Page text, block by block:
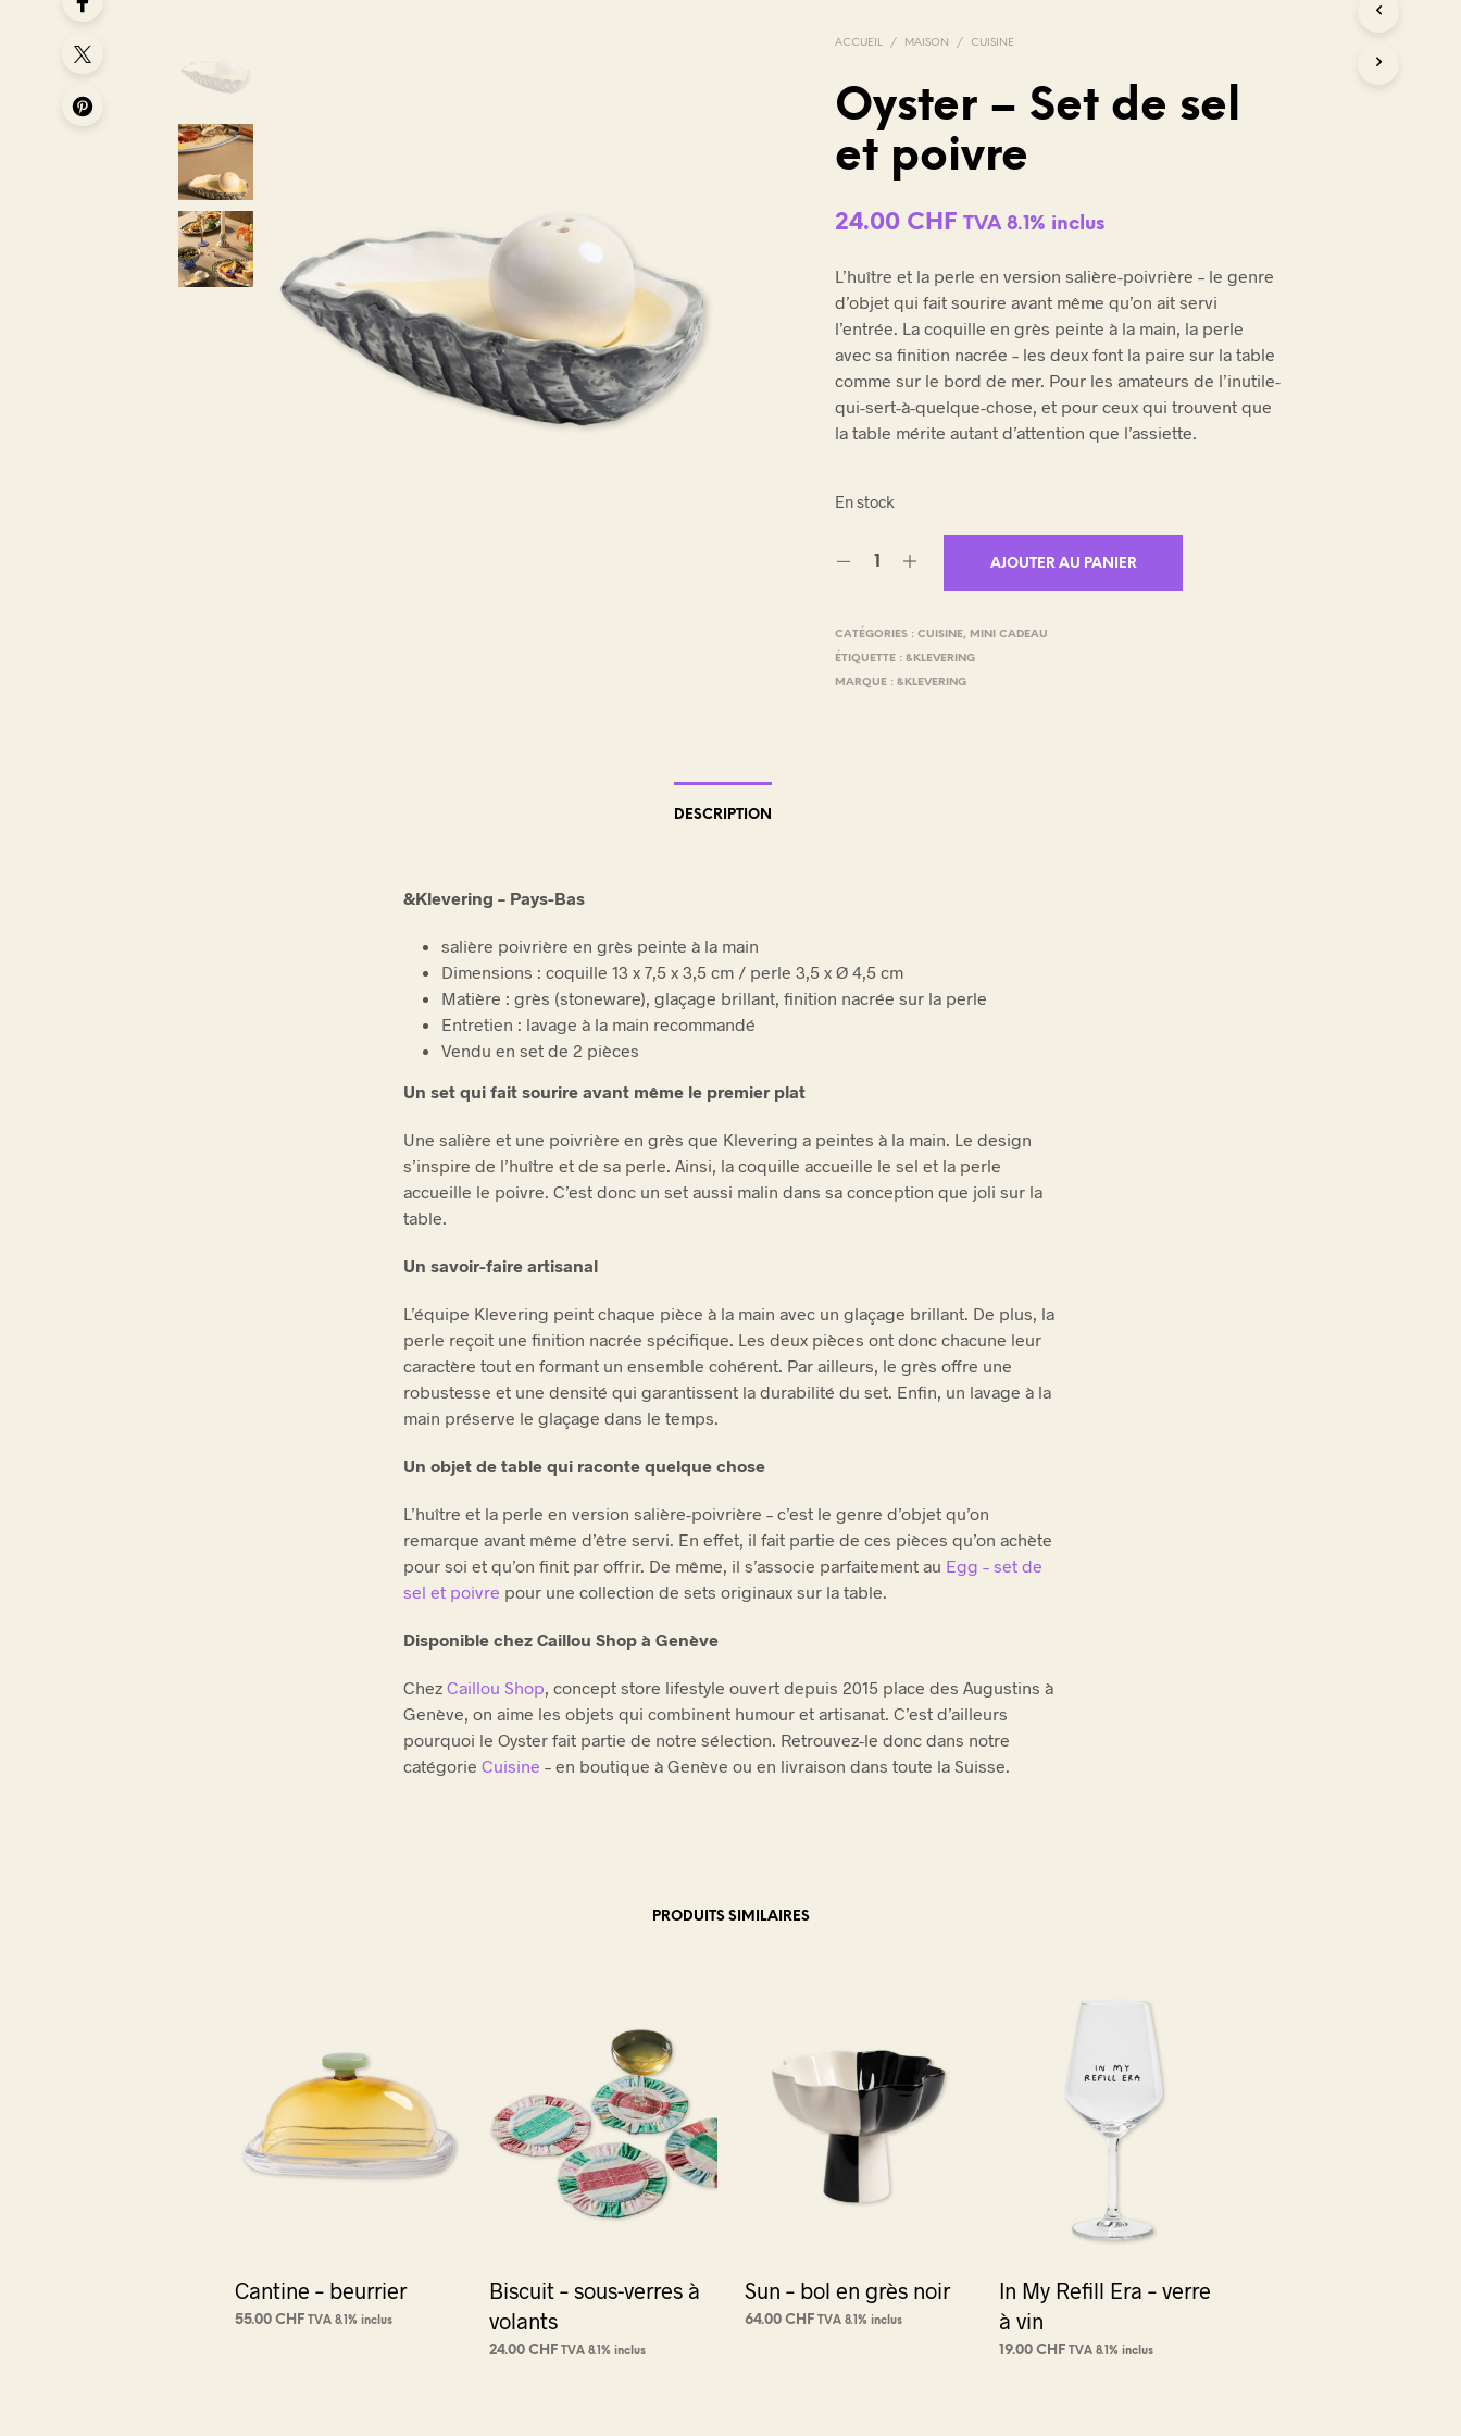
V
O
E
A
I
E
R
T
V
ACCUEIL / MAISON / CUISINE
Oyster – Set de sel
et poivre
24.00 CHF TVA 8.1% inclus
L’huître et la perle en version salière-poivrière – le genre
d’objet qui fait sourire avant même qu’on ait servi
l’entrée. La coquille en grès peinte à la main, la perle
avec sa finition nacrée – les deux font la paire sur la table
comme sur le bord de mer. Pour les amateurs de l’inutile-
qui-sert-à-quelque-chose, et pour ceux qui trouvent que
la table mérite autant d’attention que l’assiette.
En stock
AJOUTER AU PANIER
CATÉGORIES :CUISINE, MINI CADEAU
ÉTIQUETTE :&KLEVERING
MARQUE :&KLEVERING
DESCRIPTION
&Klevering – Pays-Bas
salière poivrière en grès peinte à la main
Dimensions : coquille 13 x 7,5 x 3,5 cm / perle 3,5 x Ø 4,5 cm
Matière : grès (stoneware), glaçage brillant, finition nacrée sur la perle
Entretien : lavage à la main recommandé
Vendu en set de 2 pièces
Un set qui fait sourire avant même le premier plat
Une salière et une poivrière en grès que Klevering a peintes à la main. Le design
s’inspire de l’huître et de sa perle. Ainsi, la coquille accueille le sel et la perle
accueille le poivre. C’est donc un set aussi malin dans sa conception que joli sur la
table.
Un savoir-faire artisanal
L’équipe Klevering peint chaque pièce à la main avec un glaçage brillant. De plus, la
perle reçoit une finition nacrée spécifique. Les deux pièces ont donc chacune leur
caractère tout en formant un ensemble cohérent. Par ailleurs, le grès offre une
robustesse et une densité qui garantissent la durabilité du set. Enfin, un lavage à la
main préserve le glaçage dans le temps.
Un objet de table qui raconte quelque chose
L’huître et la perle en version salière-poivrière – c’est le genre d’objet qu’on
remarque avant même d’être servi. En effet, il fait partie de ces pièces qu’on achète
pour soi et qu’on finit par offrir. De même, il s’associe parfaitement au Egg – set de
sel et poivre pour une collection de sets originaux sur la table.
Disponible chez Caillou Shop à Genève
Chez Caillou Shop , concept store lifestyle ouvert depuis 2015 place des Augustins à
Genève, on aime les objets qui combinent humour et artisanat. C’est d’ailleurs
pourquoi le Oyster fait partie de notre sélection. Retrouvez-le donc dans notre
catégorie Cuisine – en boutique à Genève ou en livraison dans toute la Suisse.
PRODUITS SIMILAIRES
Cantine – beurrier
55.00 CHF TVA 8.1% inclus
Biscuit – sous-verres à
volants
24.00 CHF TVA 8.1% inclus
Sun – bol en grès noir
64.00 CHF TVA 8.1% inclus
In My Refill Era – verre
à vin
19.00 CHF TVA 8.1% inclus